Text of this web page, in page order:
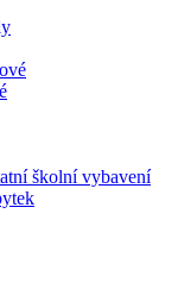
školní vybavení